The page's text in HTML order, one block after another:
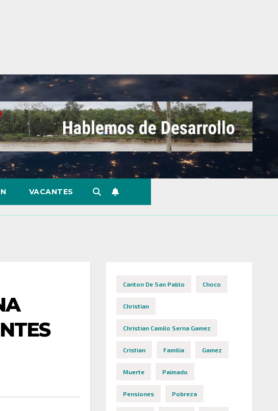
VACANTES
Canton De San Pablo Choco
Christian
Christian Camilo Serna Gamez
Cristian Familia Gamez
Muerte Paimado
Pensiones Pobreza